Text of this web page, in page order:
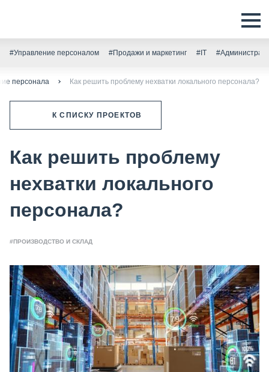
#Управление персоналом #Продажи и маркетинг #IT
персонала Как решить проблему нехватки локального персонала?
К СПИСКУ ПРОЕКТОВ
Как решить проблему
нехватки локального
персонала?
#ПРОИЗВОДСТВО И СКЛАД